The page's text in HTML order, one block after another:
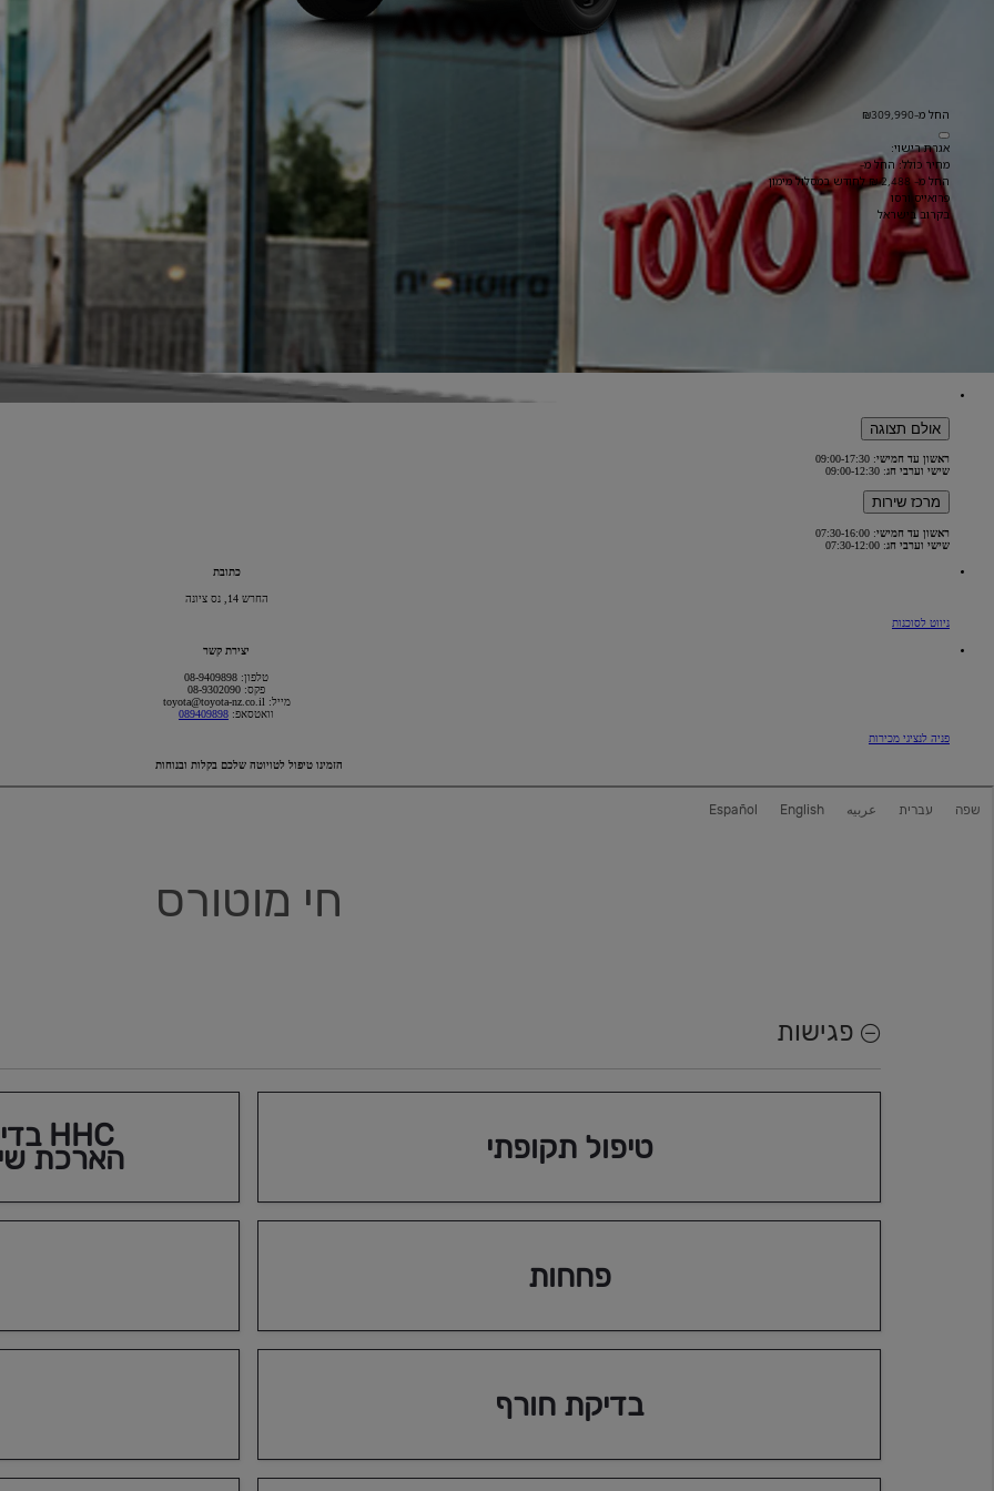
החל מ-₪309,990
אגרת רישוי:
מחיר כולל: החל מ-
החל מ- 2,488 ₪ לחודש במסלול מימון
פרואייס ורסו
בקרוב בישראל
שעות פעילות
אולם תצוגה
ראשון עד חמישי: 09:00-17:30
שישי וערבי חג: 09:00-12:30
מרכז שירות
ראשון עד חמישי: 07:30-16:00
שישי וערבי חג: 07:30-12:00
כתובת
החרש 14, נס ציונה
ניווט לסוכנות
יצירת קשר
טלפון: 08-9409898
פקס: 08-9302090
מייל: toyota@toyota-nz.co.il
וואטסאפ: 089409898
פניה לנציגי מכירות
הזמינו טיפול לטויוטה שלכם בקלות ובנוחות